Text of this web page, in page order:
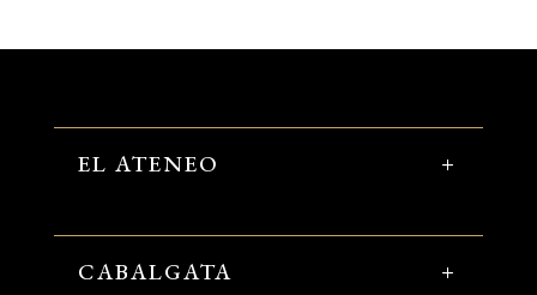
EL ATENEO
CABALGATA